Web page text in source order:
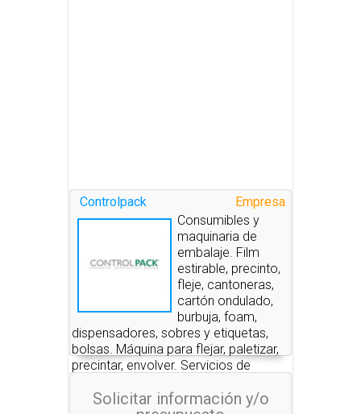
Empresa
Controlpack
Consumibles y
maquinaria de
embalaje. Film
estirable, precinto,
fleje, cantoneras,
cartón ondulado,
burbuja, foam,
dispensadores, sobres y etiquetas,
bolsas. Máquina para flejar, paletizar,
precintar, envolver. Servicios de
Solicitar información y/o